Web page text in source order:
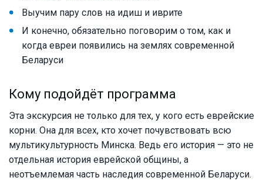
Выучим пару слов на идиш и иврите
И конечно, обязательно поговорим о том, как и
когда евреи появились на землях современной
Беларуси
Кому подойдёт программа
Эта экскурсия не только для тех, у кого есть еврейские
корни. Она для всех, кто хочет почувствовать всю
мультикультурность Минска. Ведь его история — это не
отдельная история еврейской общины, а
неотъемлемая часть наследия современной Беларуси.